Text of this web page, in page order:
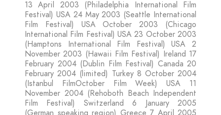
13 April 2003 (Philadelphia International Film
Festival) USA 24 May 2003 (Seattle International
Film Festival) USA October 2003 (Chicago
International Film Festival) USA 23 October 2003
(Hamptons International Film Festival) USA 2
November 2003 (Hawaii Film Festival) Ireland 17
February 2004 (Dublin Film Festival) Canada 20
February 2004 (limited) Turkey 8 October 2004
(Istanbul FilmOctober Film Week) USA 11
November 2004 (Rehoboth Beach Independent
Film Festival) Switzerland 6 January 2005